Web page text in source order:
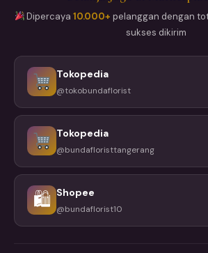
Dipercaya10.000+ pelanggan dengan
sukses dikirim
Tokopedia
@tokobundaflorist
Tokopedia
@bundafloristtangerang
🛍 Shopee
@bundaflorist10